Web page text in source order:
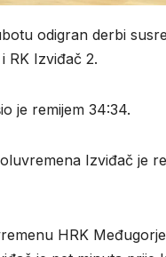
odigran derbi
RK Izviđač 2.
je remijem 34:34.
Izviđač je
HRK